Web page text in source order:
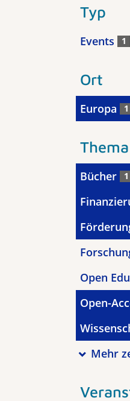
Typ
Events 1
Ort
Europa 1
Thema
Bücher 1
Open
Open-
Mehr